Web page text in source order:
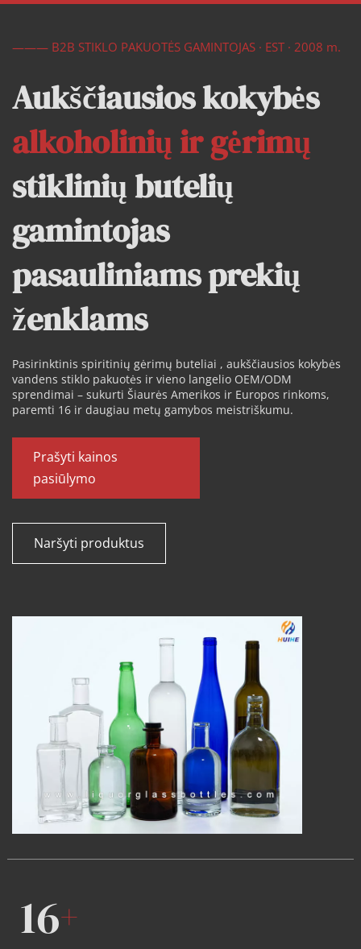
——— B2B STIKLO PAKUOTĖS GAMINTOJAS · EST · 2008 m.
Aukščiausios kokybės
stiklinių butelių
gamintojas
pasauliniams prekių
ženklams
Pasirinktinis spiritinių gėrimų buteliai , aukščiausios kokybės
vandens stiklo pakuotės ir vieno langelio OEM/ODM
sprendimai – sukurti Šiaurės Amerikos ir Europos rinkoms,
paremti 16 ir daugiau metų gamybos meistriškumu.
Prašyti kainos
pasiūlymo
Naršyti produktus
16+